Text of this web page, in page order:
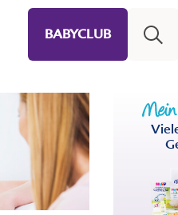
BABYCLUB